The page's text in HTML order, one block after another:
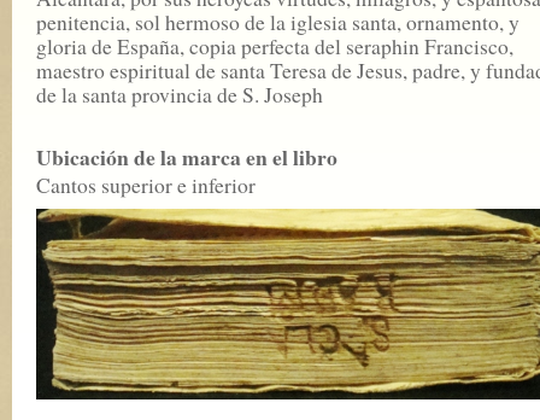
penitencia, sol hermoso de la iglesia santa, ornamento, y
gloria de España, copia perfecta del seraphin Francisco,
maestro espiritual de santa Teresa de Jesus, padre, y
de la santa provincia de S. Joseph
Ubicación de la marca en el libro
Cantos superior e inferior